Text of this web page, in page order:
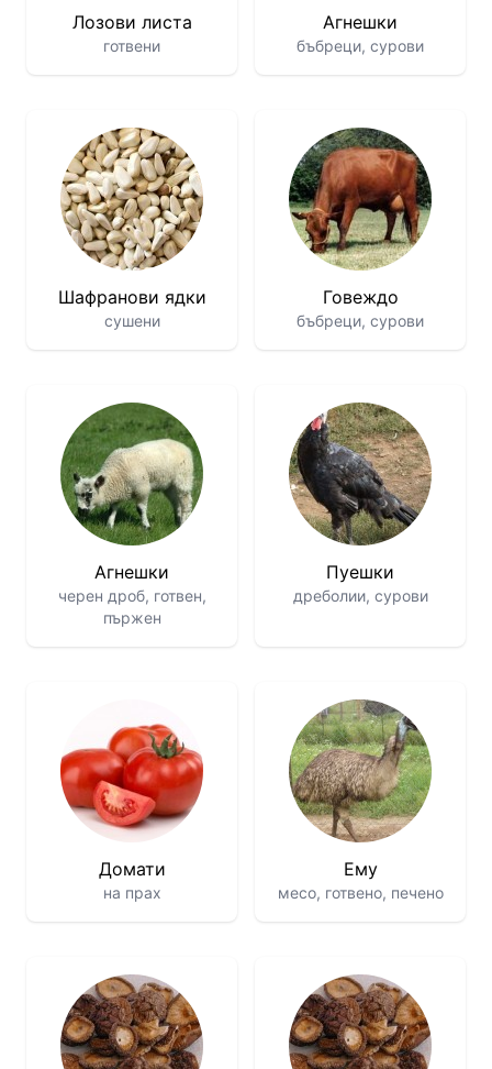
Лозови листа
готвени
Агнешки
бъбреци, сурови
Шафранови ядки
сушени
Говеждо
бъбреци, сурови
Агнешки
черен дроб, готвен,
пържен
Пуешки
дреболии, сурови
Домати
на прах
Ему
месо, готвено, печено